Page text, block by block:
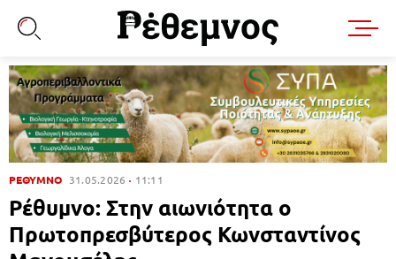
ΡΕΘΥΜΝΟ 31.05.2026 11:11
Ρέθυμνο: Στην αιωνιότητα ο
Πρωτοπρεσβύτερος Κωνσταντίνος